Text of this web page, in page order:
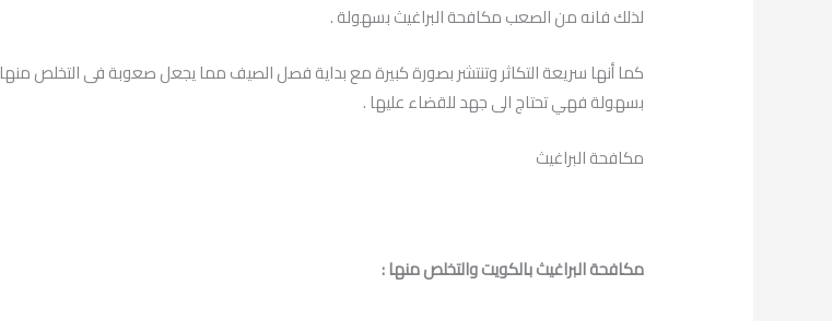
لذلك فانه من الصعب مكافحة البراغيث بسهولة .
كما أنها سريعة التكاثر وتنتشر بصورة كبيرة مع بداية فصل الصيف مما يجعل صعوبة فى التخلص منها
بسهولة فهي تحتاج الى جهد للقضاء عليها .
مكافحة البراغيث
مكافحة البراغيث بالكويت والتخلص منها :